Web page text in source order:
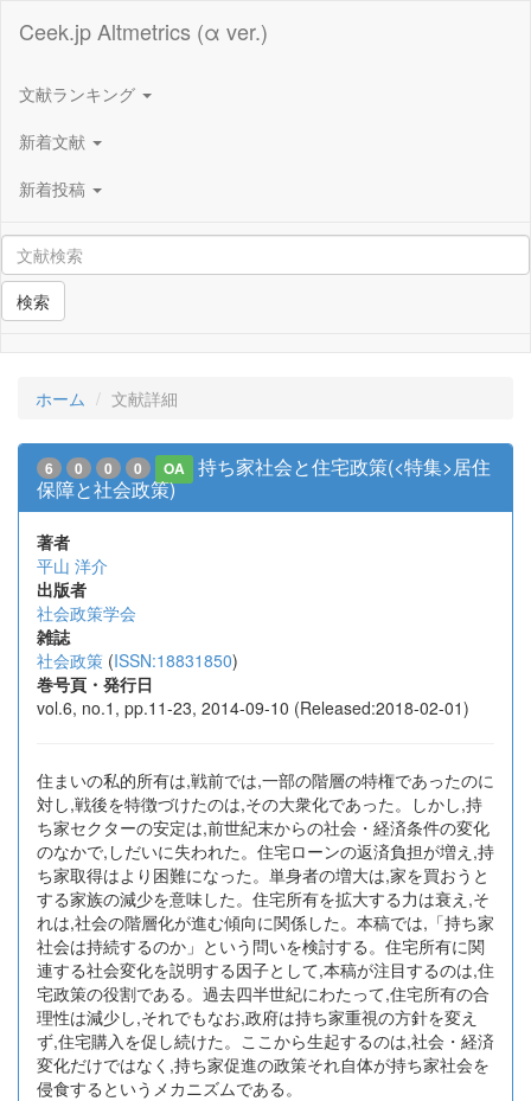
Ceek.jp Altmetrics (α ver.)
文献ランキング
新着文献
新着投稿
検索
ホーム 文献詳細
6 0 0 0 OA
持ち家社会と住宅政策(<特集>居住
保障と社会政策)
著者
平山 洋介
出版者
社会政策学会
雑誌
社会政策 (ISSN:18831850)
巻号頁・発行日
vol.6, no.1, pp.11-23, 2014-09-10 (Released:2018-02-01)
住まいの私的所有は,戦前では,一部の階層の特権であったのに
対し,戦後を特徴づけたのは,その大衆化であった。しかし,持
ち家セクターの安定は,前世紀末からの社会・経済条件の変化
のなかで,しだいに失われた。住宅ローンの返済負担が増え,持
ち家取得はより困難になった。単身者の増大は,家を買おうと
する家族の減少を意味した。住宅所有を拡大する力は衰え,そ
れは,社会の階層化が進む傾向に関係した。本稿では,「持ち家
社会は持続するのか」という問いを検討する。住宅所有に関
連する社会変化を説明する因子として,本稿が注目するのは,住
宅政策の役割である。過去四半世紀にわたって,住宅所有の合
理性は減少し,それでもなお,政府は持ち家重視の方針を変え
ず,住宅購入を促し続けた。ここから生起するのは,社会・経済
変化だけではなく,持ち家促進の政策それ自体が持ち家社会を
侵食するというメカニズムである。